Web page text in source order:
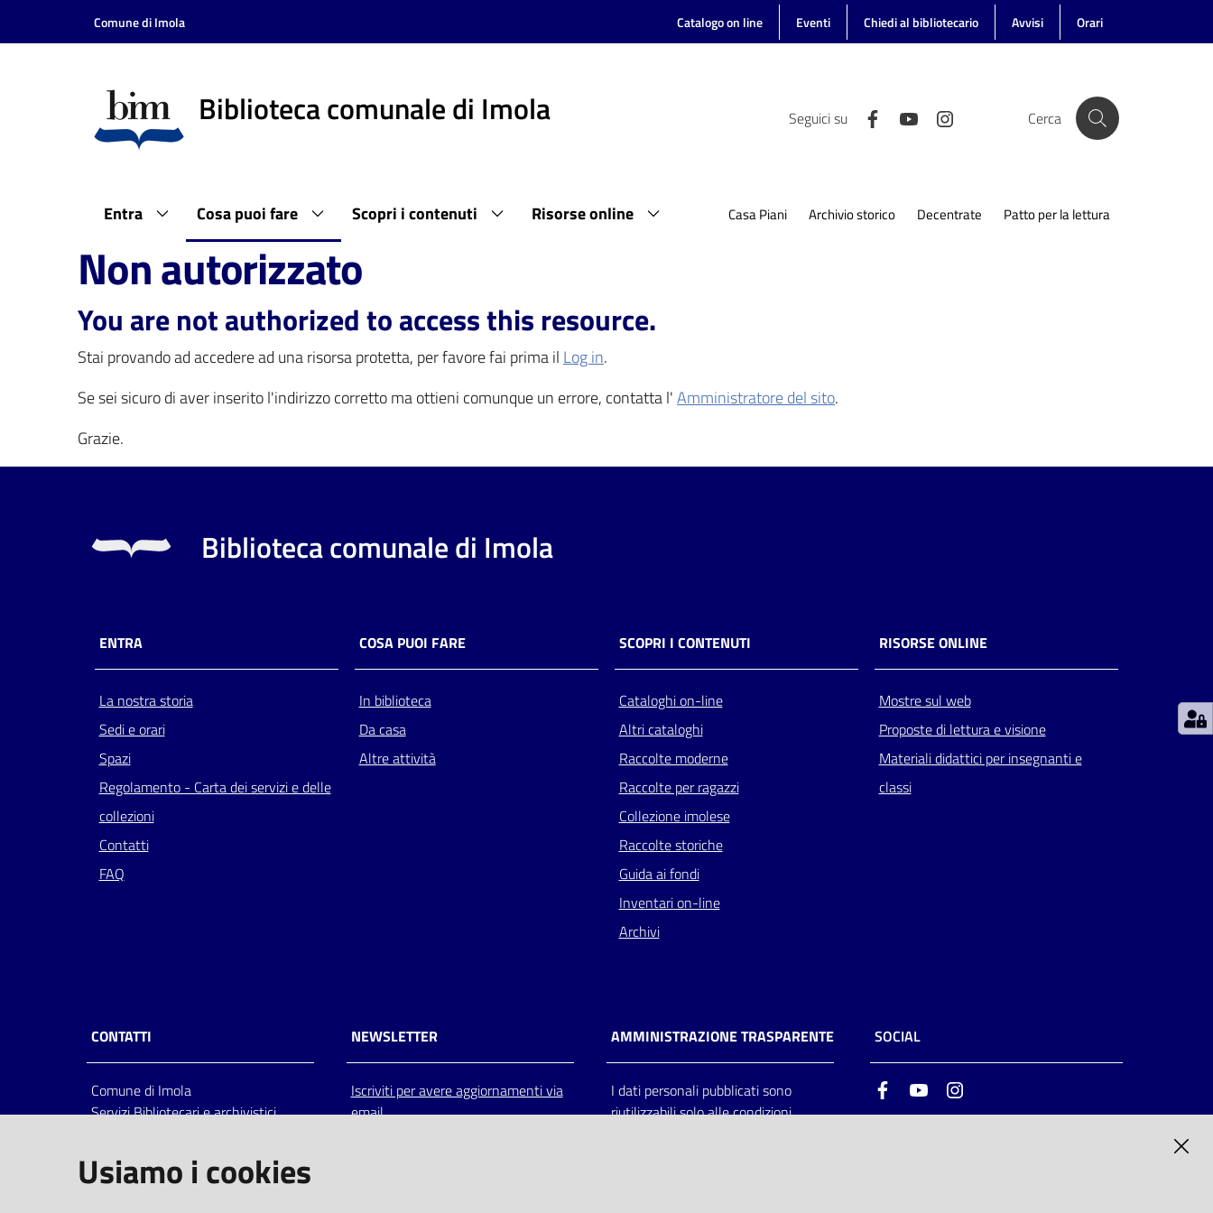
Vai al contenuto
Vai alla navigazione
Comune di Imola Catalogo on line Eventi Chiedi al bibliotecario Avvisi Orari
Biblioteca comunale di Imola Seguici su Cerca
Entra Cosa puoi fare Scopri i contenuti Risorse online Casa Piani Archivio storico Decentrate Patto per la lettura
Non autorizzato
You are not authorized to access this resource.
Stai provando ad accedere ad una risorsa protetta, per favore fai prima il Log in.
Se sei sicuro di aver inserito l'indirizzo corretto ma ottieni comunque un errore, contatta l'Amministratore del sito.
Grazie.
Biblioteca comunale di Imola
ENTRA
La nostra storia
Sedi e orari
Spazi
Regolamento - Carta dei servizi e delle
collezioni
Contatti
FAQ
COSA PUOI FARE
In biblioteca
Da casa
Altre attività
SCOPRI I CONTENUTI
Cataloghi on-line
Altri cataloghi
Raccolte moderne
Raccolte per ragazzi
Collezione imolese
Raccolte storiche
Guida ai fondi
Inventari on-line
Archivi
RISORSE ONLINE
Mostre sul web
Proposte di lettura e visione
Materiali didattici per insegnanti e
classi
CONTATTI
Comune di Imola
Servizi Bibliotecari e archivistici
Italia
centralino: tel 0542.6026.36 fax
NEWSLETTER
Iscriviti per avere aggiornamenti via
email
AMMINISTRAZIONE TRASPARENTE
I dati personali pubblicati sono
riutilizzabili solo alle condizioni
SOCIAL
FacebookYoutube
Usiamo i cookies